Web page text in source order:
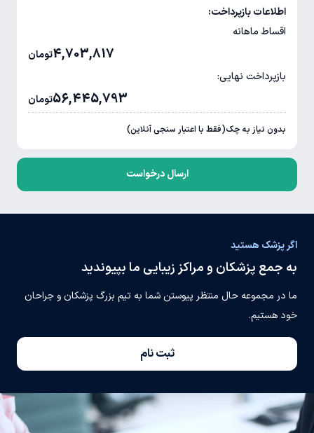
اطلاعات بازپرداخت:
اقساط ماهانه
4,703,817تومان
بازپرداخت نهایی:
56,445,793تومان
بدون نیاز به چک(فقط با اعتبار سنجی آنلاین)
ارسال درخواست
اگر پزشک هستید
به جمع پزشکان و مراکز زیبایی ما بپیوندید
ما در مجموعه حال منتظر پیوستن شما به تیم بزرگ پزشکان و جراحان
خود هستیم.
ثبت نام